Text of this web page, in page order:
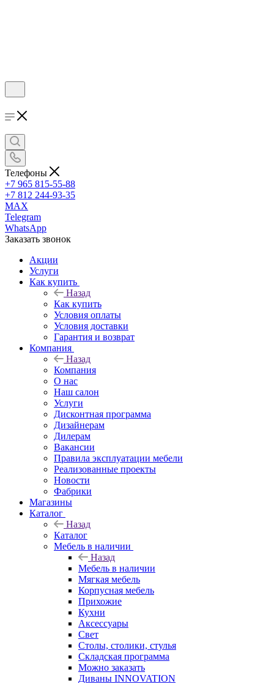
Телефоны
+7 965 815-55-88
+7 812 244-93-35
MAX
Telegram
WhatsApp
Заказать звонок
Акции
Услуги
Как купить
Назад
Как купить
Условия оплаты
Условия доставки
Гарантия и возврат
Компания
Назад
Компания
О нас
Наш салон
Услуги
Дисконтная программа
Дизайнерам
Дилерам
Вакансии
Правила эксплуатации мебели
Реализованные проекты
Новости
Фабрики
Магазины
Каталог
Назад
Каталог
Мебель в наличии
Назад
Мебель в наличии
Мягкая мебель
Корпусная мебель
Прихожие
Кухни
Аксессуары
Свет
Столы, столики, стулья
Складская программа
Можно заказать
Диваны INNOVATION